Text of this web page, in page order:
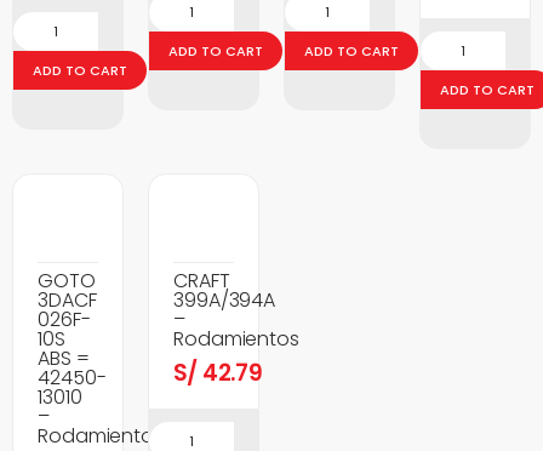
ADD TO CART
ADD TO CART ADD TO CART
ADD TO CART
GOTO
3DACF
026F-
10S
ABS =
42450-
13010
–
Rodamientos
CRAFT
399A/394A
–
Rodamientos
S/ 42.79